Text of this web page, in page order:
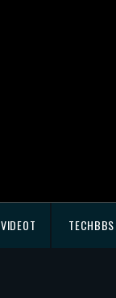
VIDEOT TECHBBS